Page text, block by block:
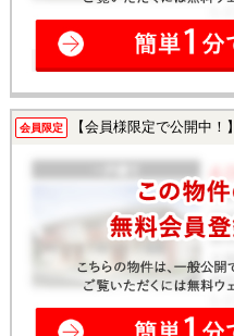
会員限定 【会員様限定で公開中！】